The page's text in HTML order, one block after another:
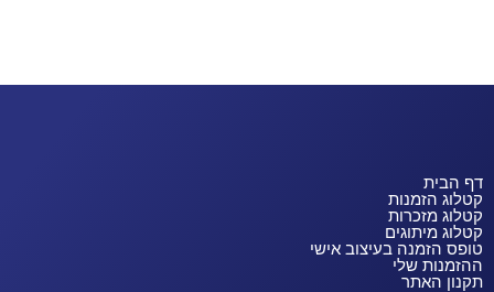
דף הבית
קטלוג הזמנות
קטלוג מזכרות
קטלוג מיתוגים
טופס הזמנה בעיצוב אישי
ההזמנות שלי
תקנון האתר